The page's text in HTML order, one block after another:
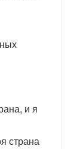
и я
страна